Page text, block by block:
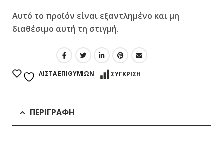
Αυτό το προϊόν είναι εξαντλημένο και μη
διαθέσιμο αυτή τη στιγμή.
ΛΊΣΤΑ ΕΠΙΘΥΜΙΏΝ ΣΎΓΚΡΙΣΗ
ΠΕΡΙΓΡΑΦΉ